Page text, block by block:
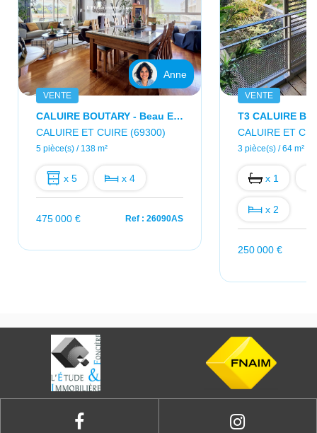
Anne
VENTE
CALUIRE BOUTARY - Beau Et Grand 6 Pièces De 139m2 - 4 Chambres
CALUIRE ET CUIRE (69300)
5 pièce(s) / 138 m²
x 5 x 4
475 000 € Ref : 26090AS
VENTE
CALUIRE ET
3 pièce(s) / 64 m²
x 1
x 2
250 000 €